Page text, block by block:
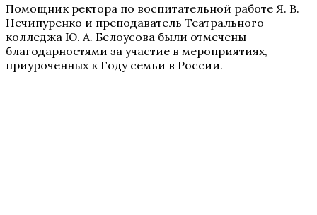
Помощник ректора по воспитательной работе Я. В.
Нечипуренко и преподаватель Театрального
колледжа Ю. А. Белоусова были отмечены
благодарностями за участие в мероприятиях,
приуроченных к Году семьи в России.